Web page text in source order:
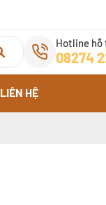
Hotline hỗ
08274
LIÊN HỆ